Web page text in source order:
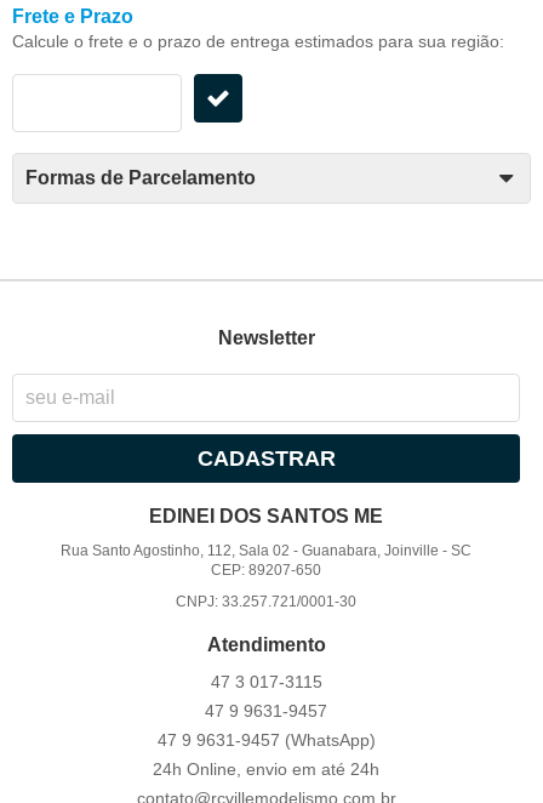
Frete e Prazo
Calcule o frete e o prazo de entrega estimados para sua região:
Formas de Parcelamento
Newsletter
CADASTRAR
EDINEI DOS SANTOS ME
Rua Santo Agostinho, 112, Sala 02 -Guanabara, Joinville -SC
CEP: 89207-650
CNPJ: 33.257.721/0001-30
Atendimento
47 3 017-3115
47 9 9631-9457
47 9 9631-9457 (WhatsApp)
24h Online, envio em até 24h
contato@rcvillemodelismo.com.br